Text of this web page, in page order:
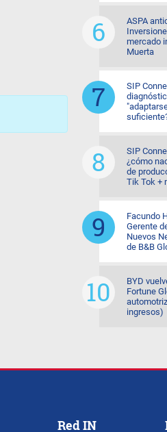
ASPA
mercado
Muerta
SIP
SIP
¿cómo
de
Tik Tok +
Facundo
Gerente
Nuevos
de B&B
BYD
Fortune
ingresos)
Red IN